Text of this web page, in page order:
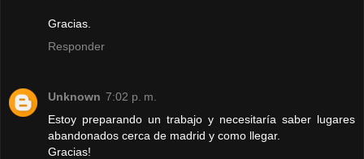
Gracias.
Responder
Unknown 7:02 p. m.
Estoy preparando un trabajo y necesitaría saber lugares
abandonados cerca de madrid y como llegar.
Gracias!